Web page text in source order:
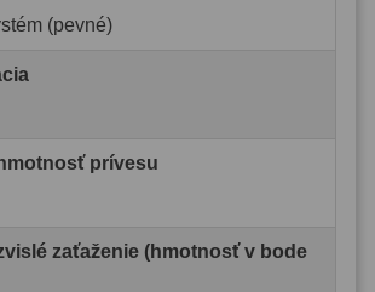
(pevné)
prívesu
zaťaženie (hmotnosť v bode